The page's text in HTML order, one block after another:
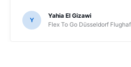
Y
Yahia El Gizawi
Flex To Go Düsseldorf